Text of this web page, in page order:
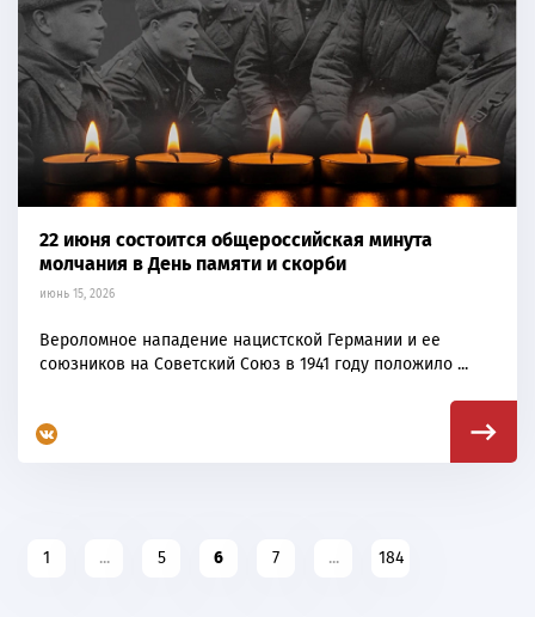
22 июня состоится общероссийская минута
молчания в День памяти и скорби
июнь 15, 2026
Вероломное нападение нацистской Германии и ее
союзников на Советский Союз в 1941 году положило ...
1 ... 5 6 7 ... 184